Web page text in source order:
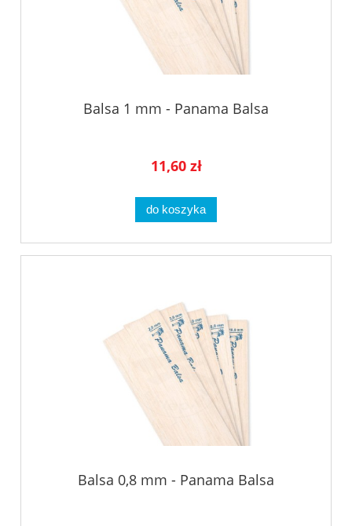
Balsa 1 mm - Panama Balsa
11,60 zł
do koszyka
Balsa 0,8 mm - Panama Balsa